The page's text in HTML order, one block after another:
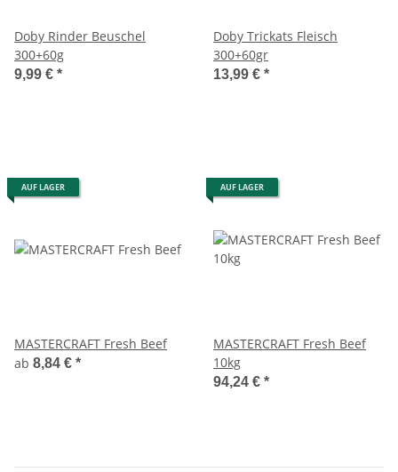
Doby Rinder Beuschel
300+60g
9,99 € *
Doby Trickats Fleisch
300+60gr
13,99 € *
AUF LAGER
MASTERCRAFT Fresh Beef
ab 8,84 € *
AUF LAGER
MASTERCRAFT Fresh Beef
10kg
94,24 € *